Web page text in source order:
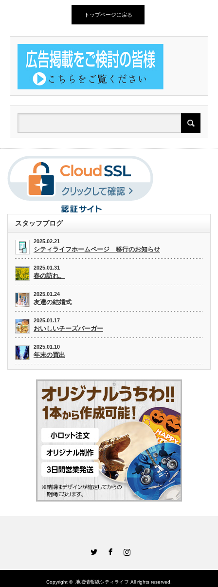
トップページに戻る
スタッフブログ
2025.02.21
シティライフホームページ 移行のお知らせ
2025.01.31
春の訪れ。
2025.01.24
友達の結婚式
2025.01.17
おいしいチーズバーガー
2025.01.10
年末の買出
Copyright © 地域情報紙シティライフ All rights reserved.